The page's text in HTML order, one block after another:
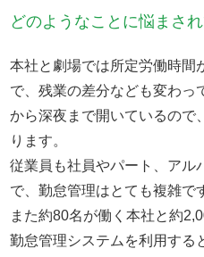
どのようなことに悩まさ
本社と劇場では所定労働時間
で、残業の差分なども変わっ
から深夜まで開いているので
ります。
従業員も社員やパート、アル
で、勤怠管理はとても複雑で
また約80名が働く本社と約
勤怠管理システムを利用する